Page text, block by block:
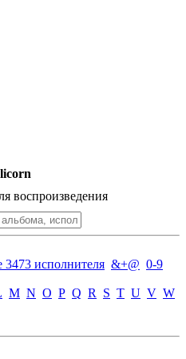
воспроизведения
3473 исполнителя &+@ 0-9
M N O P Q R S T U V W